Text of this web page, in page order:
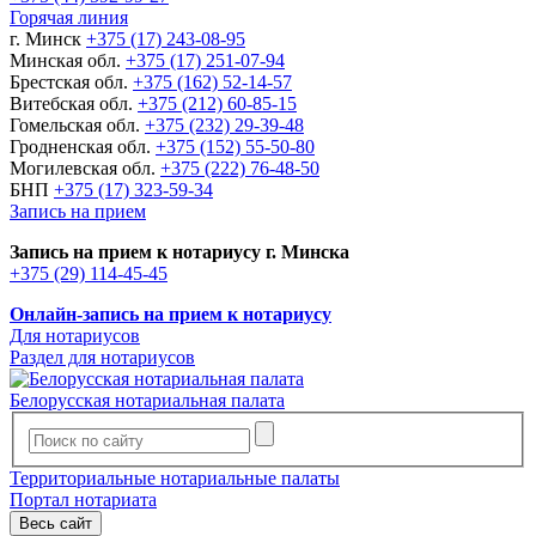
Горячая линия
г. Минск +375 (17) 243-08-95
Минская обл. +375 (17) 251-07-94
Брестская обл. +375 (162) 52-14-57
Витебская обл. +375 (212) 60-85-15
Гомельская обл. +375 (232) 29-39-48
Гродненская обл. +375 (152) 55-50-80
Могилевская обл. +375 (222) 76-48-50
БНП +375 (17) 323-59-34
Запись на прием
Запись на прием к нотариусу г. Минска
+375 (29) 114-45-45
Онлайн-запись на прием к нотариусу
Для нотариусов
Раздел для нотариусов
Белорусская нотариальная палата
Территориальные нотариальные палаты
Портал нотариата
Весь сайт